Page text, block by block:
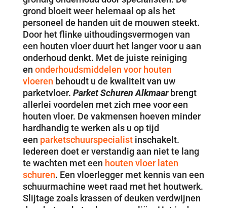
grond bloeit weer helemaal op als het
personeel de handen uit de mouwen steekt.
Door het flinke uithoudingsvermogen van
een houten vloer duurt het langer voor u aan
onderhoud denkt. Met de juiste reiniging
en onderhoudsmiddelen voor houten
vloeren behoudt u de kwaliteit van uw
parketvloer. Parket Schuren Alkmaarbrengt
allerlei voordelen met zich mee voor een
houten vloer. De vakmensen hoeven minder
hardhandig te werken als u op tijd
een parketschuurspecialistinschakelt.
Iedereen doet er verstandig aan niet te lang
te wachten met een houten vloer laten
schuren. Een vloerlegger met kennis van een
schuurmachine weet raad met het houtwerk.
Slijtage zoals krassen of deuken verdwijnen